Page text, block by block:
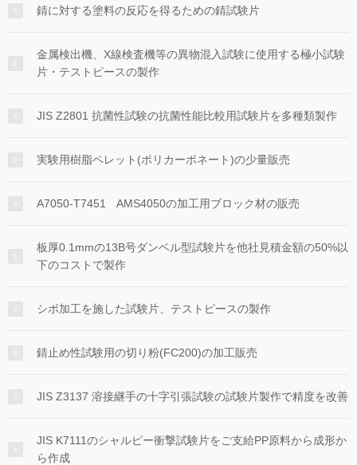
錆に対する塗料の反応を得るための錆試験片
金属検出機、X線検査機等の異物混入試験に使用する極小試験
片・テストピースの製作
JIS Z2801 抗菌性試験の抗菌性能比較用試験片を多種類製作
実験用樹脂ペレット(ポリカーボネート)の少量販売
A7050-T7451 AMS4050の加工用ブロック材の販売
板厚0.1mmの13B号ダンベル型試験片を他社見積金額の50%以
下のコストで製作
シボ加工を施した試験片、テストピースの製作
錆止め性試験用の切り粉(FC200)の加工販売
JIS Z3137 溶接継手の十字引張試験の試験片製作で精度を改善
JIS K7111のシャルピー衝撃試験片をご支給PP原料から成形か
ら作成